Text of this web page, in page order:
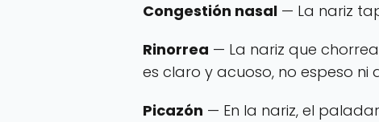
Congestión nasal — La nariz
Rinorrea — La nariz que
es claro y acuoso, no espeso ni
Picazón — En la nariz, el